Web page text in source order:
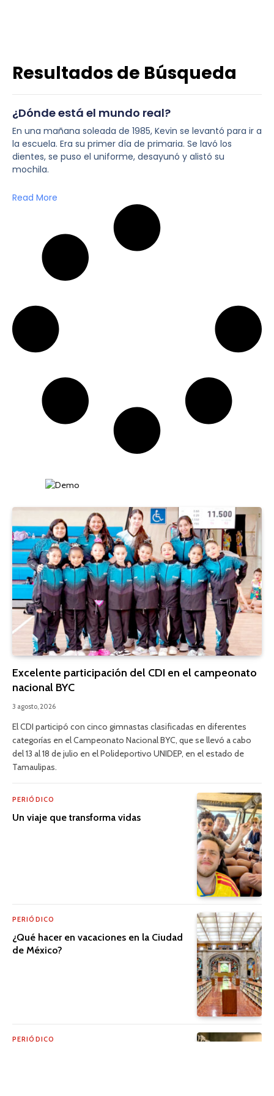
Resultados de Búsqueda
¿Dónde está el mundo real?
En una mañana soleada de 1985, Kevin se levantó para ir a
la escuela. Era su primer día de primaria. Se lavó los
dientes, se puso el uniforme, desayunó y alistó su
mochila.
Read More
Excelente participación del CDI en el campeonato
nacional BYC
3 agosto, 2026
El CDI participó con cinco gimnastas clasificadas en diferentes
categorías en el Campeonato Nacional BYC, que se llevó a cabo
del 13 al 18 de julio en el Polideportivo UNIDEP, en el estado de
Tamaulipas.
PERIÓDICO
Un viaje que transforma vidas
PERIÓDICO
¿Qué hacer en vacaciones en la Ciudad
de México?
PERIÓDICO